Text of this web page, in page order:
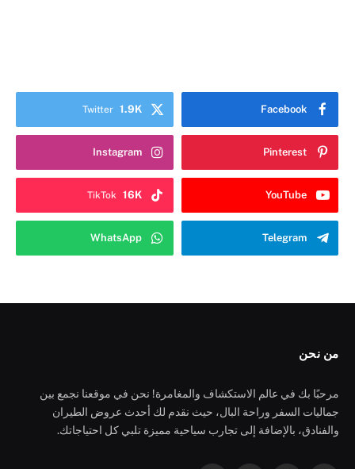
Facebook
Twitter 1.9K
Pinterest
Instagram
YouTube
TikTok 16K
Telegram
WhatsApp
من نحن
مرحبًا بك في عالم الاستكشاف والمغامرة! نحن في موقعنا نجمع بين
جماليات السفر وراحة البال، حيث نقدم لك أحدث عروض الطيران
والفنادق، بالإضافة إلى تجارب سياحية مميزة تلبي كل احتياجاتك.